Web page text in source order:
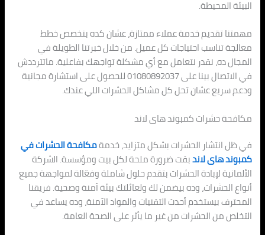
البيئة المحيطة.
مهمتنا تقديم خدمة عملاء ممتازة، عشان كده بنخصص خطط
معالجة تناسب احتياجات كل عميل. من خلال خبرتنا الطويلة في
المجال ده، نقدر نتعامل مع أي مشكلة تواجهك بفاعلية. ماتترددش
في الاتصال بينا على 01080892037 للحصول على استشارة مجانية
ودعم سريع عشان تحل كل مشاكل الحشرات اللي عندك.
مكافحة حشرات كمبوند هاى لاند
في ظل انتشار الحشرات بشكل متزايد، خدمةمكافحة الحشرات في
كمبوند هاى لاندبقت ضرورة ملحة لكل بيت ومؤسسة. الشركة
الألمانية لإبادة الحشرات بتقدم حلول شاملة وفعّالة لمواجهة جميع
أنواع الحشرات، وده بيضمن لك ولعائلتك بيئة آمنة وصحية. فريقنا
المحترف بيستخدم أحدث التقنيات والمواد الآمنة، وده يساعد في
التخلص من الحشرات من غير ما يأثر على الصحة العامة.